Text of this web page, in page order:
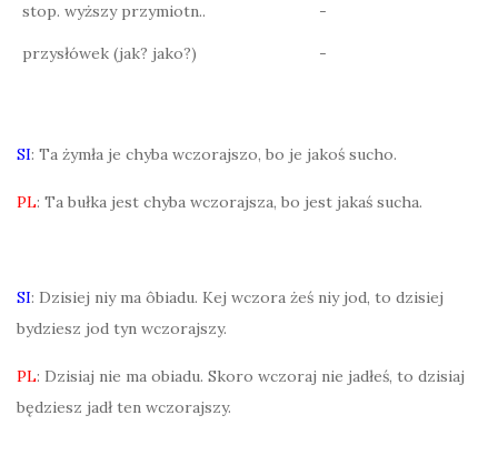
stop. wyższy przymiotn.. -
przysłówek (jak? jako?) -
SI: Ta żymła je chyba wczorajszo, bo je jakoś sucho.
PL: Ta bułka jest chyba wczorajsza, bo jest jakaś sucha.
SI: Dzisiej niy ma ôbiadu. Kej wczora żeś niy jod, to dzisiej
bydziesz jod tyn wczorajszy.
PL: Dzisiaj nie ma obiadu. Skoro wczoraj nie jadłeś, to dzisiaj
będziesz jadł ten wczorajszy.